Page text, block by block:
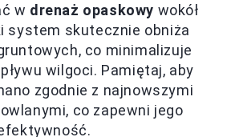
w drenaż opaskowy wokół
system skutecznie obniża
co minimalizuje
wilgoci. Pamiętaj, aby
zgodnie z najnowszymi
co zapewni jego